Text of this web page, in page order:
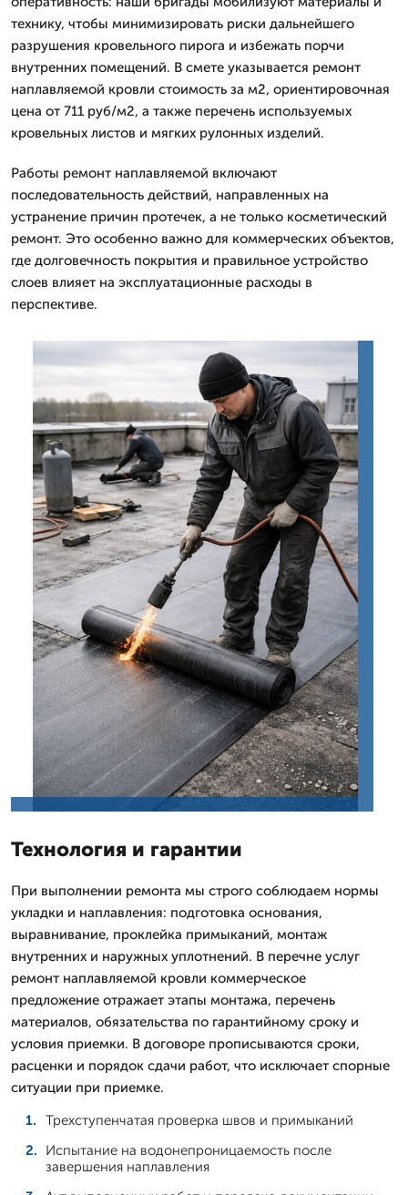
технику, чтобы минимизировать риски дальнейшего
разрушения кровельного пирога и избежать порчи
внутренних помещений. В смете указывается ремонт
наплавляемой кровли стоимость за м2, ориентировочная
цена от 711 руб/м2, а также перечень используемых
кровельных листов и мягких рулонных изделий.
Работы ремонт наплавляемой включают
последовательность действий, направленных на
устранение причин протечек, а не только косметический
ремонт. Это особенно важно для коммерческих объектов,
где долговечность покрытия и правильное устройство
слоев влияет на эксплуатационные расходы в
перспективе.
Технология и гарантии
При выполнении ремонта мы строго соблюдаем нормы
укладки и наплавления: подготовка основания,
выравнивание, проклейка примыканий, монтаж
внутренних и наружных уплотнений. В перечне услуг
ремонт наплавляемой кровли коммерческое
предложение отражает этапы монтажа, перечень
материалов, обязательства по гарантийному сроку и
условия приемки. В договоре прописываются сроки,
расценки и порядок сдачи работ, что исключает спорные
ситуации при приемке.
Трехступенчатая проверка швов и примыканий
Испытание на водонепроницаемость после
завершения наплавления